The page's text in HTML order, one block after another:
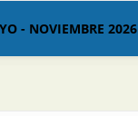
- NOVIEMBRE 2026